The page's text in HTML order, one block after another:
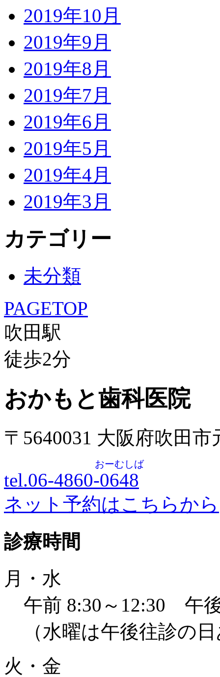
2019年10月
2019年9月
2019年8月
2019年7月
2019年6月
2019年5月
2019年4月
2019年3月
カテゴリー
未分類
PAGETOP
吹田駅
徒歩2分
おかもと歯科医院
〒5640031 大阪府吹田
tel.06-4860-0648
おーむしば
ネット予約はこちらから
診療時間
月・水
午前 8:30～12:30 午
（水曜は午後往診の
火・金